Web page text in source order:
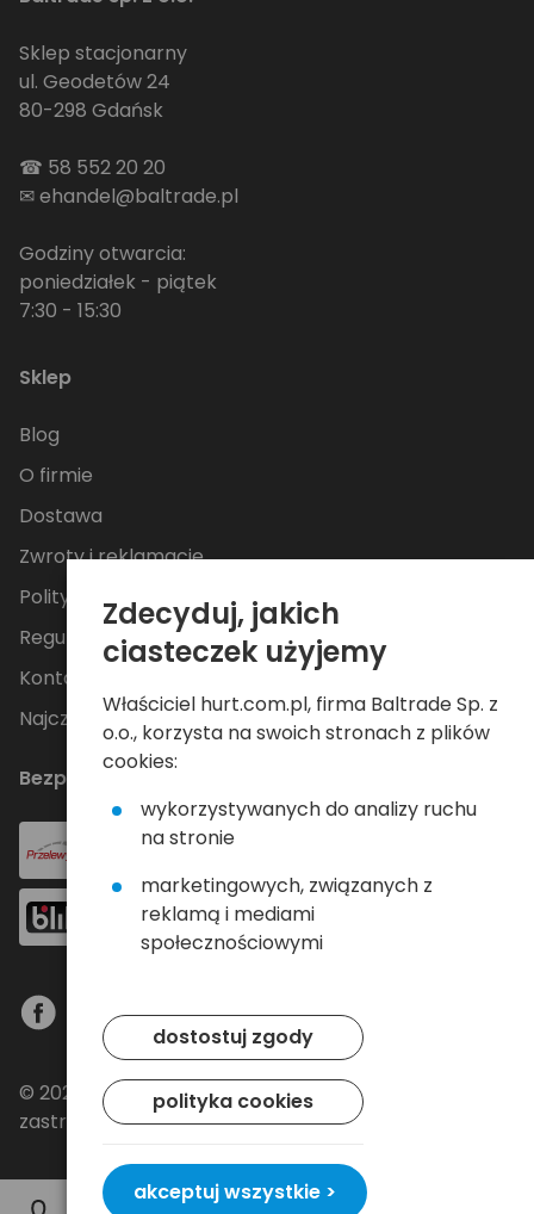
Sklep stacjonarny
ul. Geodetów 24
80-298 Gdańsk
☎ 58 552 20 20
✉ehandel@baltrade.pl
Godziny otwarcia:
poniedziałek - piątek
7:30 - 15:30
Sklep
Blog
O firmie
Dostawa
Zwroty i reklamacje
Polityka Prywatności
Regulamin
Kontakt
Najczęściej zadawane pytania
Bezpieczne płatności
© 2024 Baltrade sp. z o.o. - Wszelkie prawa
zastrzeżone.
Zdecyduj, jakich
ciasteczek użyjemy
Właściciel hurt.com.pl, firma Baltrade Sp. z
o.o., korzysta na swoich stronach z plików
cookies:
wykorzystywanych do analizy ruchu
na stronie
marketingowych, związanych z
reklamą i mediami
społecznościowymi
dostostuj zgody
polityka cookies
akceptuj wszystkie >